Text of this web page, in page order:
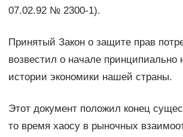
07.02.92 № 2300-1).
Принятый Закон о защите прав
возвестил о начале принципиально
истории экономики нашей страны.
Этот документ положил конец
то время хаосу в рыночных